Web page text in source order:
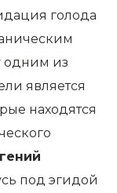
голода
одним из
является
находятся
под эгидой